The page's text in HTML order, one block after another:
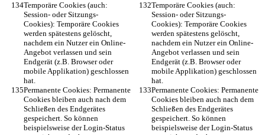
Temporäre Cookies (auch:
Session- oder Sitzungs-
Cookies): Temporäre Cookies
werden spätestens gelöscht,
nachdem ein Nutzer ein Online-
Angebot verlassen und sein
Endgerät (z.B. Browser oder
mobile Applikation) geschlossen
hat.
Temporäre Cookies (auch:
Session- oder Sitzungs-
Cookies): Temporäre Cookies
werden spätestens gelöscht,
nachdem ein Nutzer ein Online-
Angebot verlassen und sein
Endgerät (z.B. Browser oder
mobile Applikation) geschlossen
hat.
Permanente Cookies: Permanente
Cookies bleiben auch nach dem
Schließen des Endgerätes
gespeichert. So können
beispielsweise der Login-Status
Permanente Cookies: Permanente
Cookies bleiben auch nach dem
Schließen des Endgerätes
gespeichert. So können
beispielsweise der Login-Status